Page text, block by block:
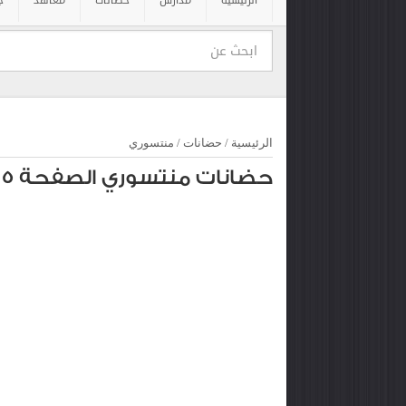
الرئيسية / حضانات / منتسوري
حضانات منتسوري الصفحة 5